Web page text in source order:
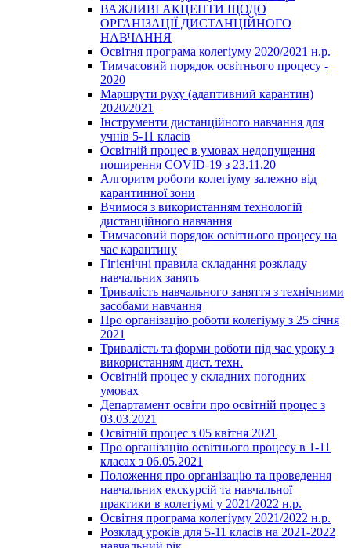
ВАЖЛИВІ АКЦЕНТИ ЩОДО
ОРГАНІЗАЦІЇ ДИСТАНЦІЙНОГО
НАВЧАННЯ
Освітня програма колегіуму 2020/2021 н.р.
Тимчасовий порядок освітнього процесу -
2020
Маршрути руху (адаптивний карантин)
2020/2021
Інструменти дистанційного навчання для
учнів 5-11 класів
Освітній процес в умовах недопущення
поширення COVID-19 з 23.11.20
Алгоритм роботи колегіуму залежно від
карантинної зони
Вчимося з використанням технологій
дистанційного навчання
Тимчасовий порядок освітнього процесу на
час карантину
Гігієнічні правила складання розкладу
навчальних занять
Тривалість навчального заняття з технічними
засобами навчання
Про організацію роботи колегіуму з 25 січня
2021
Тривалість та форми роботи під час уроку з
використанням дист. техн.
Освітній процес у складних погодних
умовах
Департамент освіти про освітній процес з
03.03.2021
Освітній процес з 05 квітня 2021
Про організацію освітнього процесу в 1-11
класах з 06.05.2021
Положення про організацію та проведення
навчальних екскурсій та навчальної
практики в колегіумі у 2021/2022 н.р.
Освітня програма колегіуму 2021/2022 н.р.
Розклад уроків для 5-11 класів на 2021-2022